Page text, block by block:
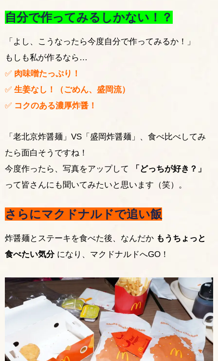
自分で作ってみるしかない！？
「よし、こうなったら今度自分で作ってみるか！」
もしも私が作るなら…
✅ 肉味噌たっぷり！
✅ 生姜なし！（ごめん、盛岡流）
✅ コクのある濃厚炸醤！
「老北京炸醤麺」VS「盛岡炸醤麺」、食べ比べしてみ
たら面白そうですね！
今度作ったら、写真をアップして
「どっちが好き？」
って皆さんにも聞いてみたいと思います（笑）。
さらにマクドナルドで追い飯
炸醤麺とステーキを食べた後、なんだか もうちょっと
食べたい気分になり、マクドナルドへGO！